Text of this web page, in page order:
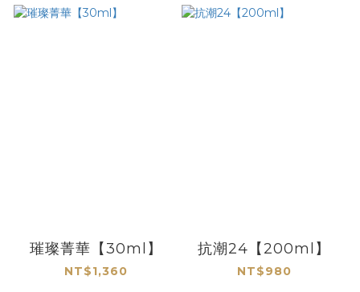
璀璨菁華【30ml】
NT$1,360
抗潮24【200ml】
NT$980